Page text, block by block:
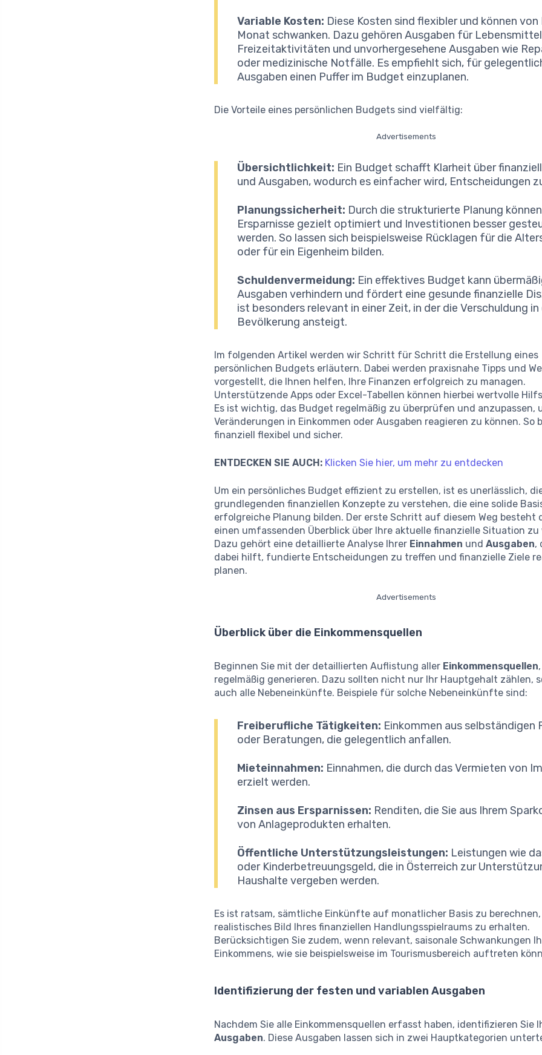
Variable Kosten: Diese Kosten sind flexibler und können
Monat schwanken. Dazu gehören Ausgaben für
Freizeitaktivitäten und unvorhergesehene Ausgaben wie
oder medizinische Notfälle. Es empfiehlt sich, für
Ausgaben einen Puffer im Budget einzuplanen.
Die Vorteile eines persönlichen Budgets sind vielfältig:
Advertisements
Übersichtlichkeit: Ein Budget schafft Klarheit über
und Ausgaben, wodurch es einfacher wird, Entscheidungen
Planungssicherheit: Durch die strukturierte Planung können
Ersparnisse gezielt optimiert und Investitionen besser
werden. So lassen sich beispielsweise Rücklagen für die
oder für ein Eigenheim bilden.
Schuldenvermeidung: Ein effektives Budget kann
Ausgaben verhindern und fördert eine gesunde finanzielle
ist besonders relevant in einer Zeit, in der die Verschuldung in
Bevölkerung ansteigt.
Im folgenden Artikel werden wir Schritt für Schritt die Erstellung eines
persönlichen Budgets erläutern. Dabei werden praxisnahe Tipps und
vorgestellt, die Ihnen helfen, Ihre Finanzen erfolgreich zu managen.
Unterstützende Apps oder Excel-Tabellen können hierbei wertvolle
Es ist wichtig, das Budget regelmäßig zu überprüfen und anzupassen,
Veränderungen in Einkommen oder Ausgaben reagieren zu können. So
finanziell flexibel und sicher.
ENTDECKEN SIE AUCH: Klicken Sie hier, um mehr zu entdecken
Um ein persönliches Budget effizient zu erstellen, ist es unerlässlich,
grundlegenden finanziellen Konzepte zu verstehen, die eine solide
erfolgreiche Planung bilden. Der erste Schritt auf diesem Weg besteht
einen umfassenden Überblick über Ihre aktuelle finanzielle Situation zu
Dazu gehört eine detaillierte Analyse Ihrer Einnahmen undAusgaben,
dabei hilft, fundierte Entscheidungen zu treffen und finanzielle Ziele
planen.
Advertisements
Überblick über die Einkommensquellen
Beginnen Sie mit der detaillierten Auflistung aller Einkommensquellen
regelmäßig generieren. Dazu sollten nicht nur Ihr Hauptgehalt zählen,
auch alle Nebeneinkünfte. Beispiele für solche Nebeneinkünfte sind:
Freiberufliche Tätigkeiten: Einkommen aus selbständigen
oder Beratungen, die gelegentlich anfallen.
Mieteinnahmen: Einnahmen, die durch das Vermieten von
erzielt werden.
Zinsen aus Ersparnissen: Renditen, die Sie aus Ihrem
von Anlageprodukten erhalten.
Öffentliche Unterstützungsleistungen: Leistungen wie
oder Kinderbetreuungsgeld, die in Österreich zur
Haushalte vergeben werden.
Es ist ratsam, sämtliche Einkünfte auf monatlicher Basis zu
realistisches Bild Ihres finanziellen Handlungsspielraums zu erhalten.
Berücksichtigen Sie zudem, wenn relevant, saisonale Schwankungen
Einkommens, wie sie beispielsweise im Tourismusbereich auftreten
Identifizierung der festen und variablen Ausgaben
Nachdem Sie alle Einkommensquellen erfasst haben, identifizieren Sie
Ausgaben. Diese Ausgaben lassen sich in zwei Hauptkategorien